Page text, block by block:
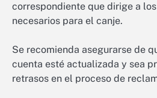
correspondiente que dirige a
necesarios para el canje.
Se recomienda asegurarse de
cuenta esté actualizada y sea
retrasos en el proceso de